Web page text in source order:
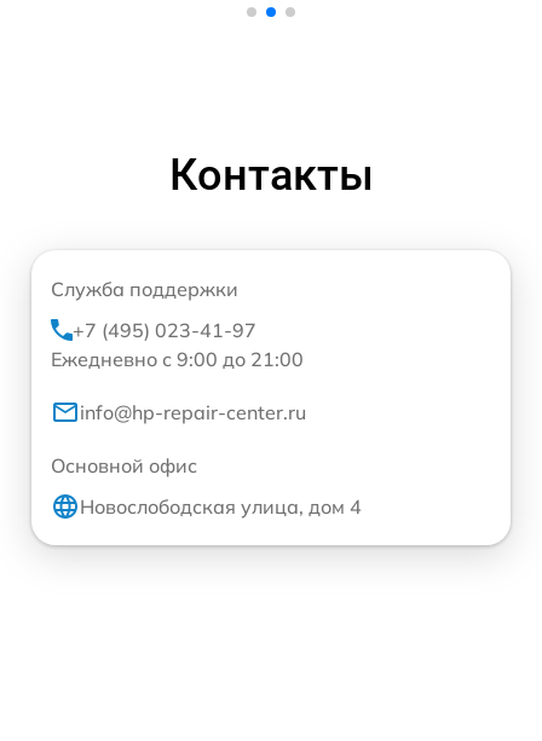
Контакты
Служба поддержки
+7 (495) 023-41-97
Ежедневно с 9:00 до 21:00
info@hp-repair-center.ru
Основной офис
Новослободская улица, дом 4